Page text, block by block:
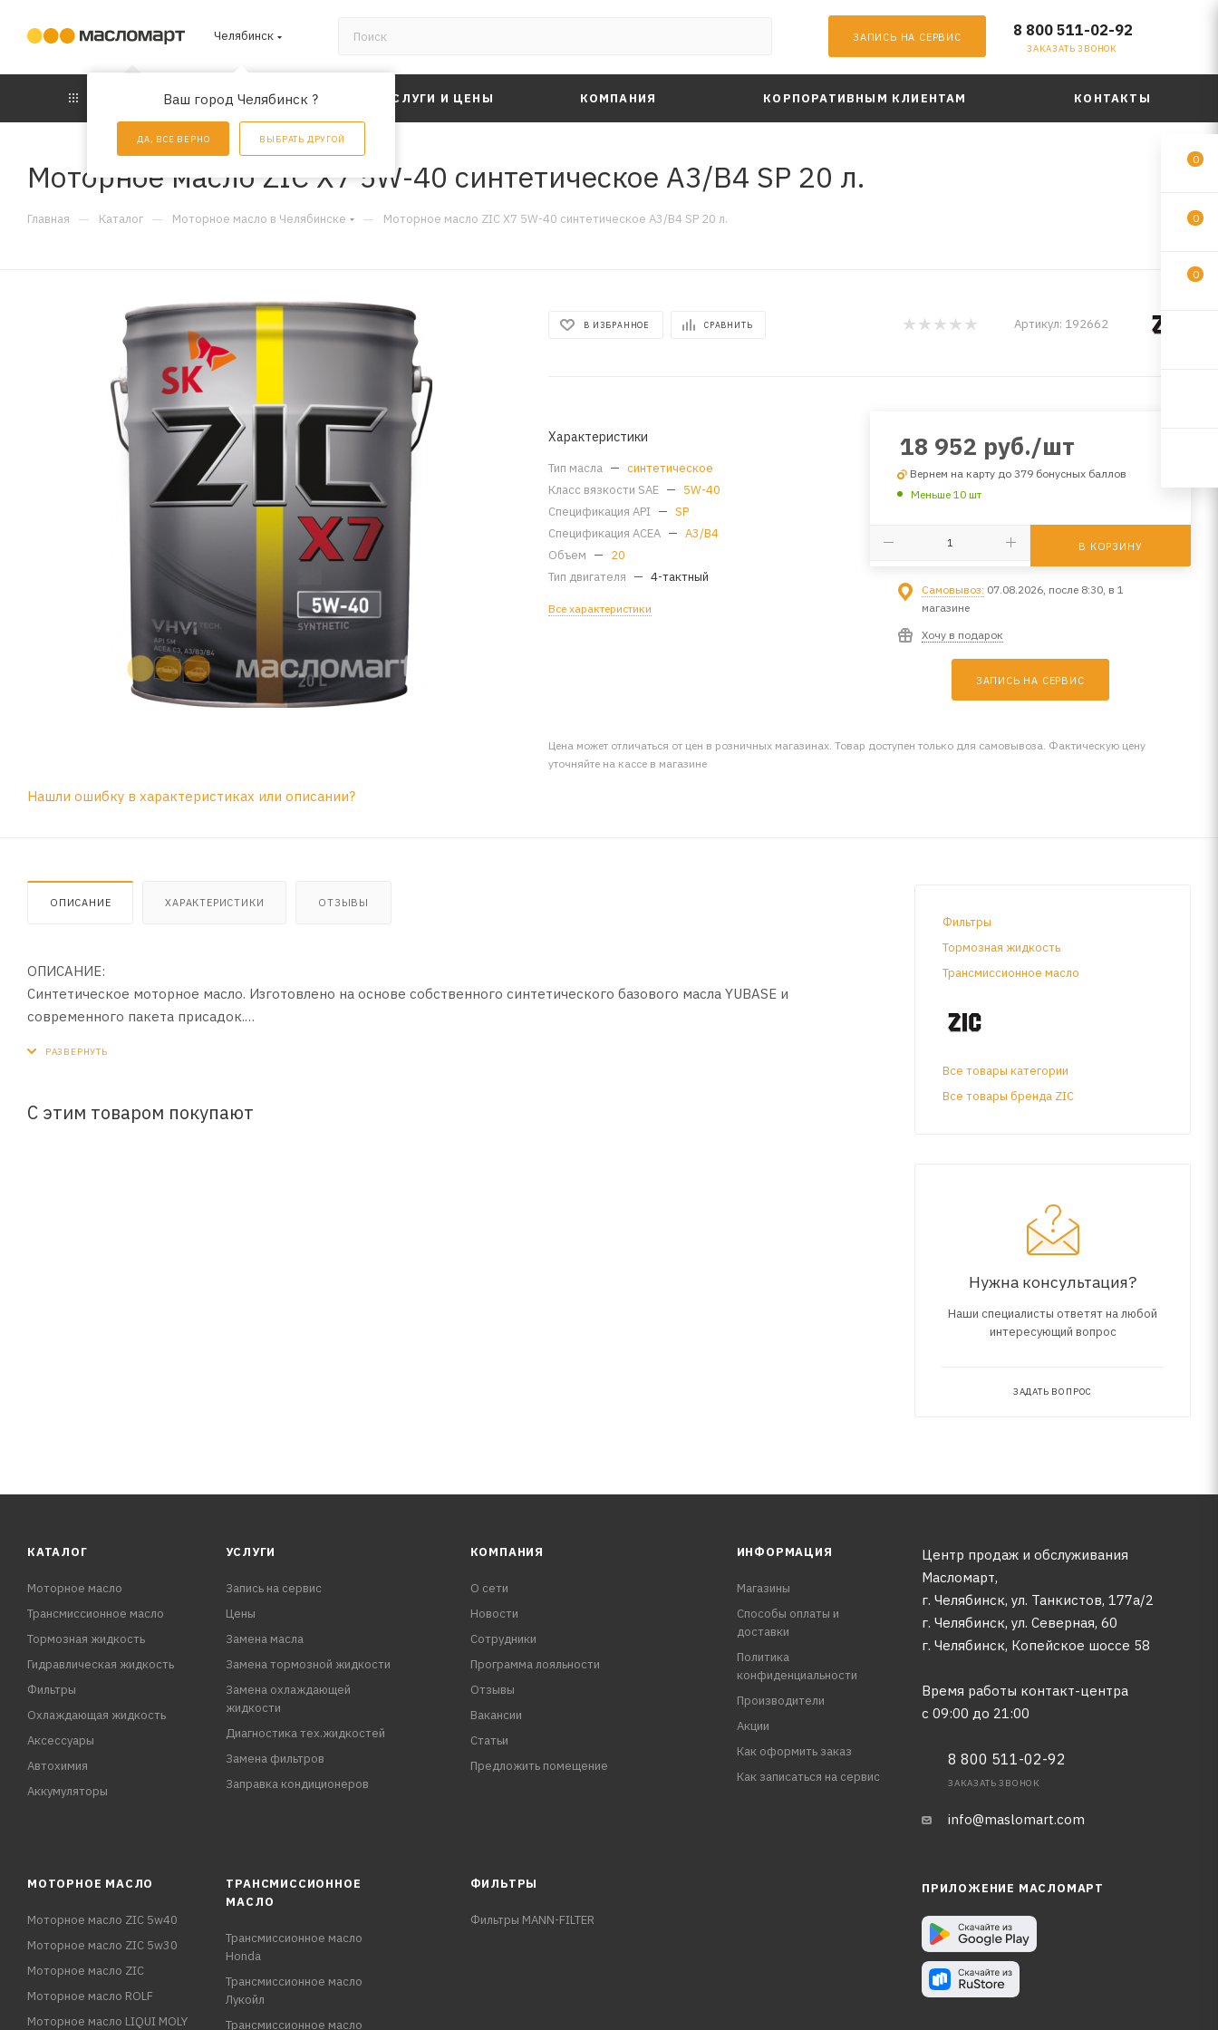
Челябинск
Ваш город Челябинск ?
ДА, ВСЕ ВЕРНО ВЫБРАТЬ ДРУГОЙ
ЗАПИСЬ НА СЕРВИС 8 800 511-02-92
ЗАКАЗАТЬ ЗВОНОК
АКЦИИ УСЛУГИ И ЦЕНЫ КОМПАНИЯ КОРПОРАТИВНЫМ КЛИЕНТАМ КОНТАКТЫ
Моторное масло ZIC X7 5W-40 синтетическое A3/B4 SP 20 л.
Главная — Каталог — Моторное масло в Челябинске — Моторное масло ZIC X7 5W-40 синтетическое A3/B4 SP 20 л.
В ИЗБРАННОЕ СРАВНИТЬ Артикул: 192662
Характеристики
Тип масла — синтетическое
Класс вязкости SAE — 5W-40
Спецификация API — SP
Спецификация ACEA — A3/B4
Объем — 20
Тип двигателя — 4-тактный
Все характеристики
18 952 руб./шт
Вернем на карту до 379 бонусных баллов
Меньше 10 шт
В КОРЗИНУ
Самовывоз: 07.08.2026, после 8:30, в 1
магазине
Хочу в подарок
ЗАПИСЬ НА СЕРВИС
Цена может отличаться от цен в розничных магазинах. Товар доступен только для самовывоза. Фактическую цену
уточняйте на кассе в магазине
Нашли ошибку в характеристиках или описании?
ОПИСАНИЕ ХАРАКТЕРИСТИКИ ОТЗЫВЫ
ОПИСАНИЕ:
Синтетическое моторное масло. Изготовлено на основе собственного синтетического базового масла YUBASE и
современного пакета присадок.
С этим товаром покупают
Фильтры
Тормозная жидкость
Трансмиссионное масло
Все товары категории
Все товары бренда ZIC
Нужна консультация?
Наши специалисты ответят на любой
интересующий вопрос
ЗАДАТЬ ВОПРОС
КАТАЛОГ
Моторное масло
Трансмиссионное масло
Тормозная жидкость
Гидравлическая жидкость
Фильтры
Охлаждающая жидкость
Аксессуары
Автохимия
Аккумуляторы
УСЛУГИ
Запись на сервис
Цены
Замена масла
Замена тормозной жидкости
Замена охлаждающей
жидкости
Диагностика тех.жидкостей
Замена фильтров
Заправка кондиционеров
КОМПАНИЯ
О сети
Новости
Сотрудники
Программа лояльности
Отзывы
Вакансии
Статьи
Предложить помещение
ИНФОРМАЦИЯ
Магазины
Способы оплаты и
доставки
Политика
конфиденциальности
Производители
Акции
Как оформить заказ
Как записаться на сервис
Центр продаж и обслуживания
Масломарт,
г. Челябинск, ул. Танкистов, 177а/2
г. Челябинск, ул. Северная, 60
г. Челябинск, Копейское шоссе 58
Время работы контакт-центра
с 09:00 до 21:00
8 800 511-02-92
ЗАКАЗАТЬ ЗВОНОК
info@maslomart.com
МОТОРНОЕ МАСЛО
Моторное масло ZIC 5w40
Моторное масло ZIC 5w30
Моторное масло ZIC
Моторное масло ROLF
Моторное масло LIQUI MOLY
ТРАНСМИССИОННОЕ
МАСЛО
Трансмиссионное масло
Honda
Трансмиссионное масло
Лукойл
Трансмиссионное масло
ФИЛЬТРЫ
Фильтры MANN-FILTER
ПРИЛОЖЕНИЕ МАСЛОМАРТ
0
0
0